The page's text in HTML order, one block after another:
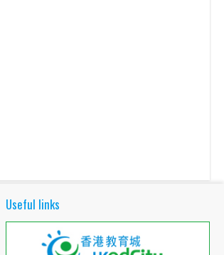
Useful links